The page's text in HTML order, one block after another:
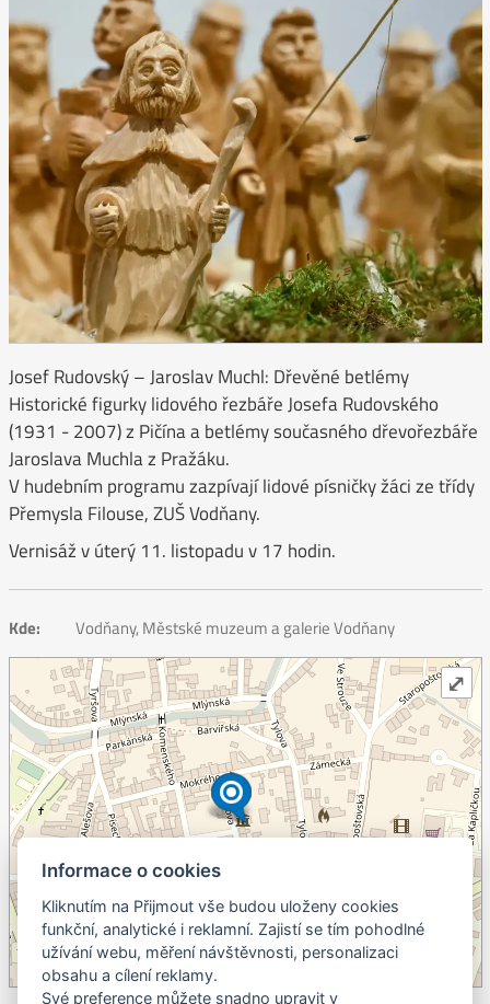
Josef Rudovský – Jaroslav Muchl: Dřevěné betlémy
Historické figurky lidového řezbáře Josefa Rudovského
(1931 - 2007) z Pičína a betlémy současného dřevořezbáře
Jaroslava Muchla z Pražáku.
V hudebním programu zazpívají lidové písničky žáci ze třídy
Přemysla Filouse, ZUŠ Vodňany.
Vernisáž v úterý 11. listopadu v 17 hodin.
Kde: Vodňany, Městské muzeum a galerie Vodňany
©OpenStreetMapcontributors.
⤢
Informace o cookies
Kliknutím na Přijmout vše budou uloženy cookies
funkční, analytické i reklamní. Zajistí se tím pohodlné
užívání webu, měření návštěvnosti, personalizaci
obsahu a cílení reklamy.
Své preference můžete snadno upravit v